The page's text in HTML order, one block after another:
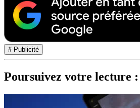
# Publicité
Poursuivez votre lecture :